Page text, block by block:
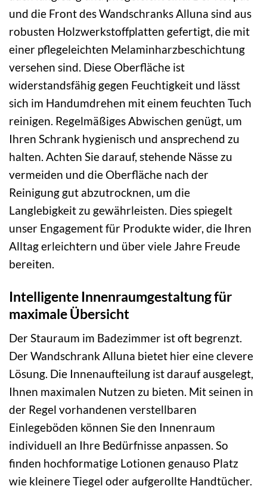
und die Front des Wandschranks Alluna sind aus
robusten Holzwerkstoffplatten gefertigt, die mit
einer pflegeleichten Melaminharzbeschichtung
versehen sind. Diese Oberfläche ist
widerstandsfähig gegen Feuchtigkeit und lässt
sich im Handumdrehen mit einem feuchten Tuch
reinigen. Regelmäßiges Abwischen genügt, um
Ihren Schrank hygienisch und ansprechend zu
halten. Achten Sie darauf, stehende Nässe zu
vermeiden und die Oberfläche nach der
Reinigung gut abzutrocknen, um die
Langlebigkeit zu gewährleisten. Dies spiegelt
unser Engagement für Produkte wider, die Ihren
Alltag erleichtern und über viele Jahre Freude
bereiten.
Intelligente Innenraumgestaltung für
maximale Übersicht
Der Stauraum im Badezimmer ist oft begrenzt.
Der Wandschrank Alluna bietet hier eine clevere
Lösung. Die Innenaufteilung ist darauf ausgelegt,
Ihnen maximalen Nutzen zu bieten. Mit seinen in
der Regel vorhandenen verstellbaren
Einlegeböden können Sie den Innenraum
individuell an Ihre Bedürfnisse anpassen. So
finden hochformatige Lotionen genauso Platz
wie kleinere Tiegel oder aufgerollte Handtücher.